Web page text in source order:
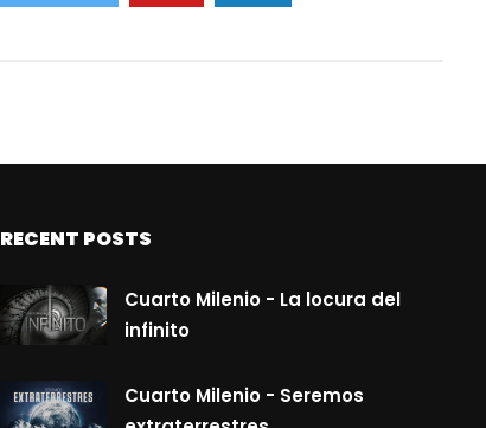
RECENT POSTS
Cuarto Milenio - La locura del
infinito
Cuarto Milenio - Seremos